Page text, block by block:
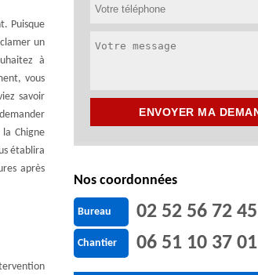
Puisque
un
à
vous
savoir
Chigne
établira
après
Nos coordonnées
Bureau 02 52 56 72 45
Chantier 06 51 10 37 01